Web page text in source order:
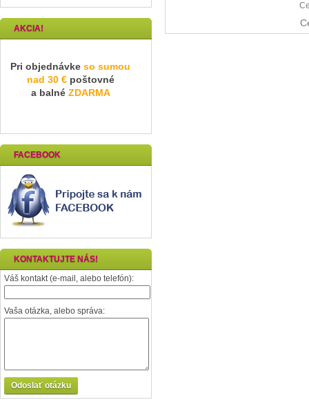
AKCIA!
Pri objednávke so sumou
nad 30 € poštovné
a balné ZDARMA
FACEBOOK
KONTAKTUJTE NÁS!
Váš kontakt (e-mail, alebo telefón):
Vaša otázka, alebo správa:
Odoslať otázku